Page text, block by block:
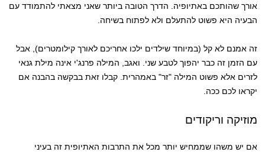
אורך שהותכם באתיופיה. הדרך הטובה ביותר שאני מצאתי להתמודד עם
הבעיה היא פשוט להתעלם ולא לפתוח בשיחה.
זה אמנם לא קל (במיוחד שילדים ילכו אחריכם לאורך קילומטרים), אבל
עם הזמן זה כבר יהפוך לטבע שני. ואגב, המילה פרנג'י אינה מילת גנאי
לזרים אלא פשוט המילה "זר" באמהרית. קבלו זאת בבקשה בהבנה אם
יקראו לכם ככה.
מוזיקה וריקודים
אם יש משהו שממחיש יותר מכל את התרבות האתיופית זה בעיני